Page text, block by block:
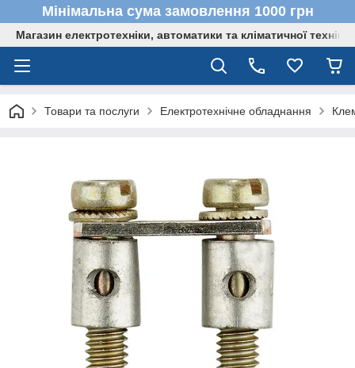
Мінімальна сума замовлення 1000 грн
Магазин електротехніки, автоматики та кліматичної техніки
Товари та послуги Електротехнічне обладнання